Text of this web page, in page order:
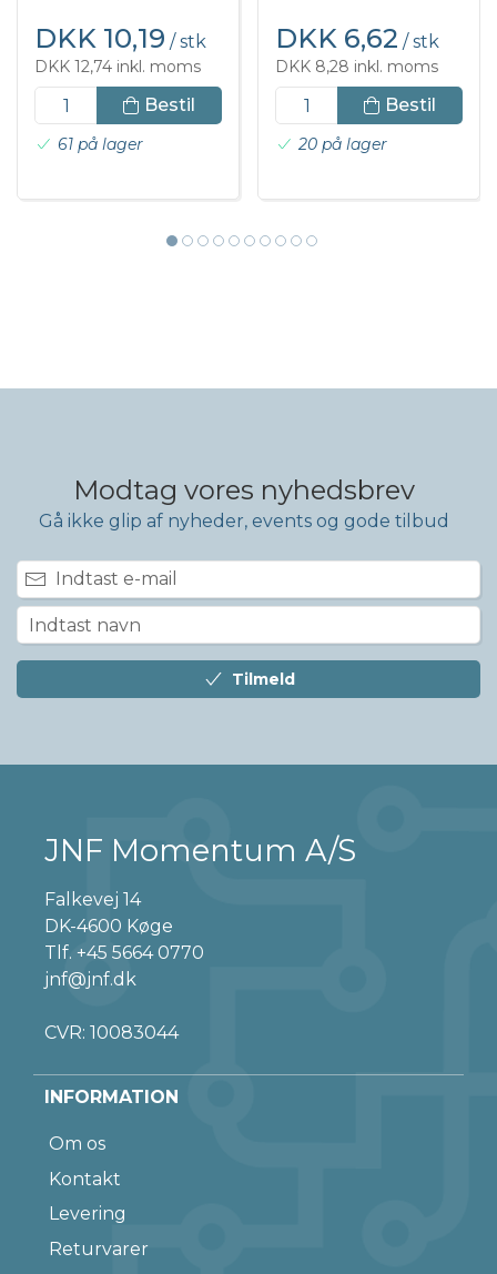
DKK 10,19 / stk
DKK 12,74 inkl. moms
Bestil
61 på lager
DKK 6,62 / stk
DKK 8,28 inkl. moms
Bestil
20 på lager
Modtag vores nyhedsbrev
Gå ikke glip af nyheder, events og gode tilbud
Tilmeld
JNF Momentum A/S
Falkevej 14
DK-4600 Køge
Tlf. +45 5664 0770
jnf@jnf.dk
CVR: 10083044
INFORMATION
Om os
Kontakt
Levering
Returvarer